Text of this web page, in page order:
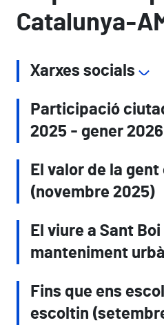
Catalunya-
Xarxes socials
Participació
2025 - gener
El valor de la
(novembre 2025)
El viure a Sant
manteniment
Fins que ens
escoltin